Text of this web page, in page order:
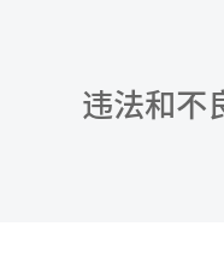
违法和不